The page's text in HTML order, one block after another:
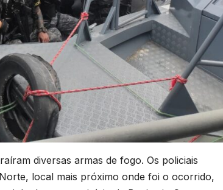
diversas armas de fogo. Os policiais
local mais próximo onde foi o ocorrido,